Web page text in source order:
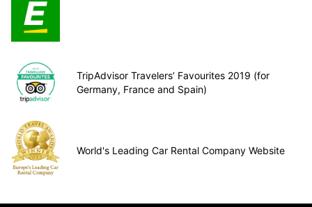
TripAdvisor Travelers’ Favourites 2019 (for
Germany, France and Spain)
World's Leading Car Rental Company Website